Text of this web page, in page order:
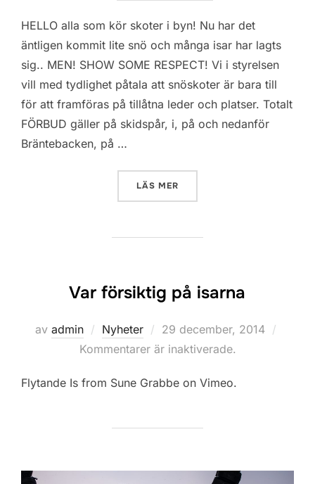
HELLO alla som kör skoter i byn! Nu har det
äntligen kommit lite snö och många isar har lagts
sig.. MEN! SHOW SOME RESPECT! Vi i styrelsen
vill med tydlighet påtala att snöskoter är bara till
för att framföras på tillåtna leder och platser. Totalt
FÖRBUD gäller på skidspår, i, på och nedanför
Bräntebacken, på …
LÄS MER
Var försiktig på isarna
av admin Nyheter
Publicerat
den
29 december, 2014
Kommentarer är inaktiverade.
Flytande Is from Sune Grabbe on Vimeo.